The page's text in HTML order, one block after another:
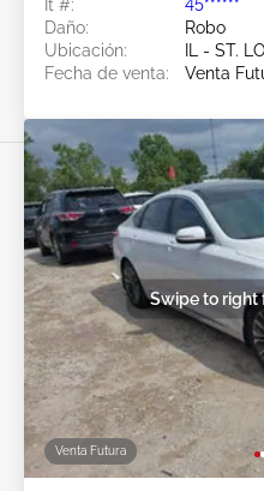
Ít #:
45******
Daño:
Robo
Ubicación:
IL - ST.
Fecha de venta:
Venta
Venta Futura
Swipe to right